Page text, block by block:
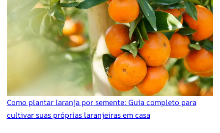
Como plantar laranja por semente: Guia completo para
cultivar suas próprias laranjeiras em casa